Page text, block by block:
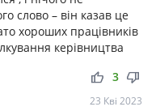
слово – він казав це
хороших працівників
керівництва
thumb_up thumb_down
3
23 Кві 2023